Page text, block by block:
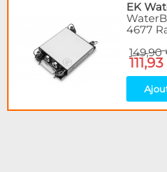
EK
4677
149,90